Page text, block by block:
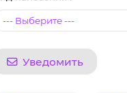
Уведомить